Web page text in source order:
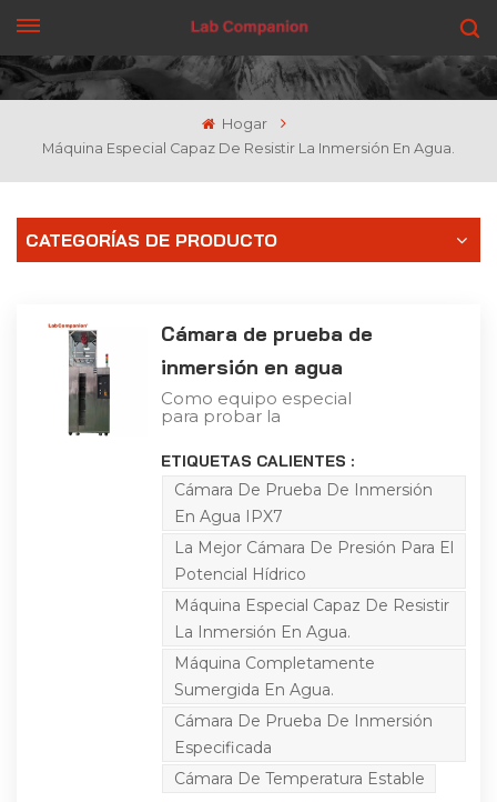
CONSIGUE UNA COTIZACIÓN
Hogar
Máquina Especial Capaz De Resistir La Inmersión En Agua.
CATEGORÍAS DE PRODUCTO
Cámara de prueba de
inmersión en agua
Como equipo especial
para probar la
producto en agua, el
producto se prueba
simulando el entorno
acuático a diferentes
profundidades, el
rendimiento del
producto en condiciones
de inundación, en
particular el rendimiento
de sellado de la carcasa.
Se utiliza ampliamente
en muchos campos,
como la electrónica, el
automóvil y la medicina,
para garantizar que el
producto pueda resistir
la intrusión de agua en el
uso real, a fin de
garantizar la seguridad y
la vida útil del producto.
ETIQUETAS CALIENTES :
Cámara De Prueba De Inmersión
En Agua IPX7
La Mejor Cámara De Presión Para El
Potencial Hídrico
Máquina Especial Capaz De Resistir
La Inmersión En Agua.
Máquina Completamente
Sumergida En Agua.
Cámara De Prueba De Inmersión
Especificada
Cámara De Temperatura Estable